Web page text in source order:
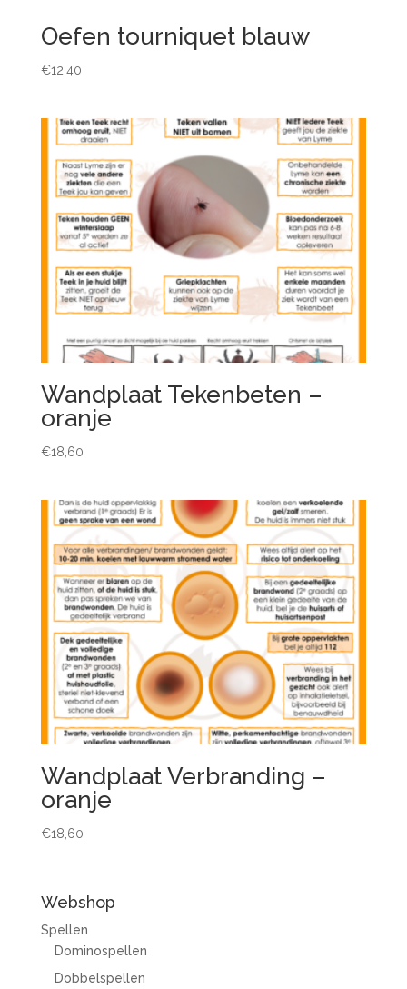
Oefen tourniquet blauw
€12,40
Wandplaat Tekenbeten –
oranje
€18,60
Wandplaat Verbranding –
oranje
€18,60
Webshop
Spellen
Dominospellen
Dobbelspellen